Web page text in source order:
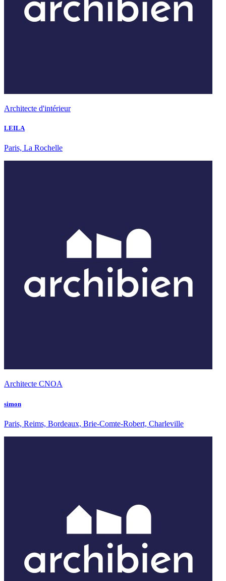
Architecte d'intérieur
LEILA
Paris, La Rochelle
Architecte CNOA
simon
Paris, Reims, Bordeaux, Brie-Comte-Robert, Charleville